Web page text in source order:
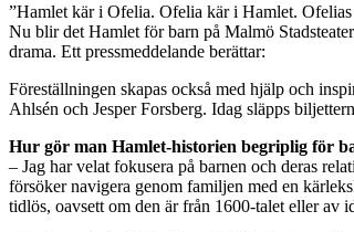
”Hamlet kär i Ofelia. Ofelia kär i Hamlet. Ofelias
Nu blir det Hamlet för barn på Malmö
drama. Ett pressmeddelande berättar:
Föreställningen skapas också med hjälp och
Ahlsén och Jesper Forsberg. Idag släpps
Hur gör man Hamlet-historien begriplig för
– Jag har velat fokusera på barnen och deras
försöker navigera genom familjen med en
tidlös, oavsett om den är från 1600-talet eller av